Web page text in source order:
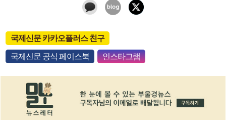
국제신문 카카오플러스 친구
국제신문 공식 페이스북 인스타그램